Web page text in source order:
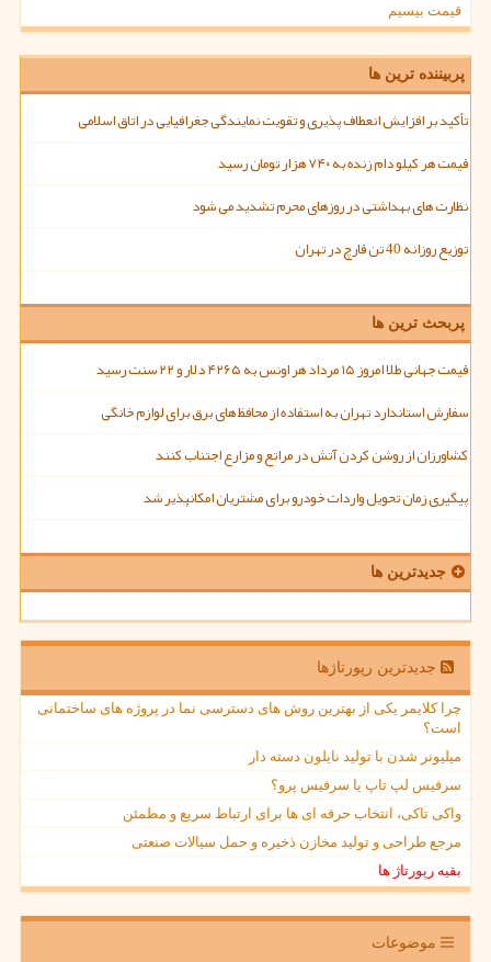
قیمت بیسیم
پربیننده ترین ها
تأکید بر افزایش انعطاف پذیری و تقویت نمایندگی جغرافیایی در اتاق اسلامی
قیمت هر کیلو دام زنده به ۷۴۰ هزار تومان رسید
نظارت های بهداشتی در روزهای محرم تشدید می شود
توزیع روزانه 40 تن قارچ در تهران
پربحث ترین ها
قیمت جهانی طلا امروز ۱۵ مرداد هر اونس به ۴۲۶۵ دلار و ۲۲ سنت رسید
سفارش استاندارد تهران به استفاده از محافظ های برق برای لوازم خانگی
کشاورزان از روشن کردن آتش در مراتع و مزارع اجتناب کنند
پیگیری زمان تحویل واردات خودرو برای مشتریان امکانپذیر شد
جدیدترین ها
جدیدترین رپورتاژها
چرا کلایمر یکی از بهترین روش های دسترسی نما در پروژه های ساختمانی
است؟
میلیونر شدن با تولید نایلون دسته دار
سرفیس لپ تاپ یا سرفیس پرو؟
واکی تاکی، انتخاب حرفه ای ها برای ارتباط سریع و مطمئن
مرجع طراحی و تولید مخازن ذخیره و حمل سیالات صنعتی
بقیه رپورتاژ ها
موضوعات